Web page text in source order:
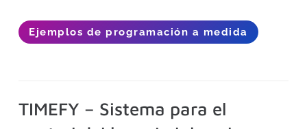
Ejemplos de programación a medida
TIMEFY – Sistema para el